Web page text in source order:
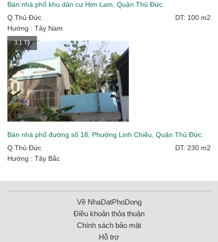
Bán nhà phố khu dân cư Him Lam, Quận Thủ Đức.
Q.Thủ Đức
DT: 100 m2
Hướng : Tây Nam
3.1 Tỷ
Bán nhà phố đường số 18, Phường Linh Chiểu, Quận Thủ Đức.
Q.Thủ Đức
DT: 230 m2
Hướng : Tây Bắc
Về NhaDatPhoDong
Điều khoản thỏa thuận
Chính sách bảo mật
Hỗ trợ